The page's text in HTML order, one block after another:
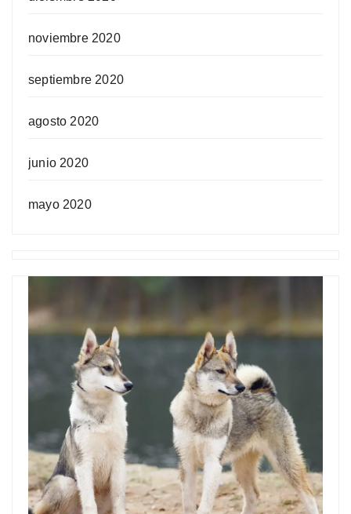
noviembre 2020
septiembre 2020
agosto 2020
junio 2020
mayo 2020